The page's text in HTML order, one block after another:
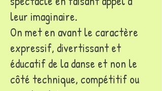
leur imaginaire.
On met en avant le caractère
expressif, divertissant et
éducatif de la danse et non le
côté technique, compétitif ou